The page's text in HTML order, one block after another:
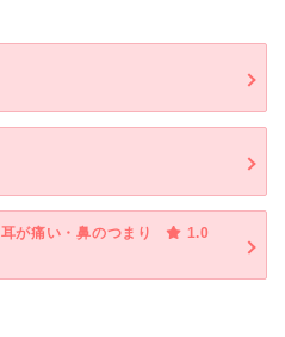
耳が痛い・鼻のつまり
1.0